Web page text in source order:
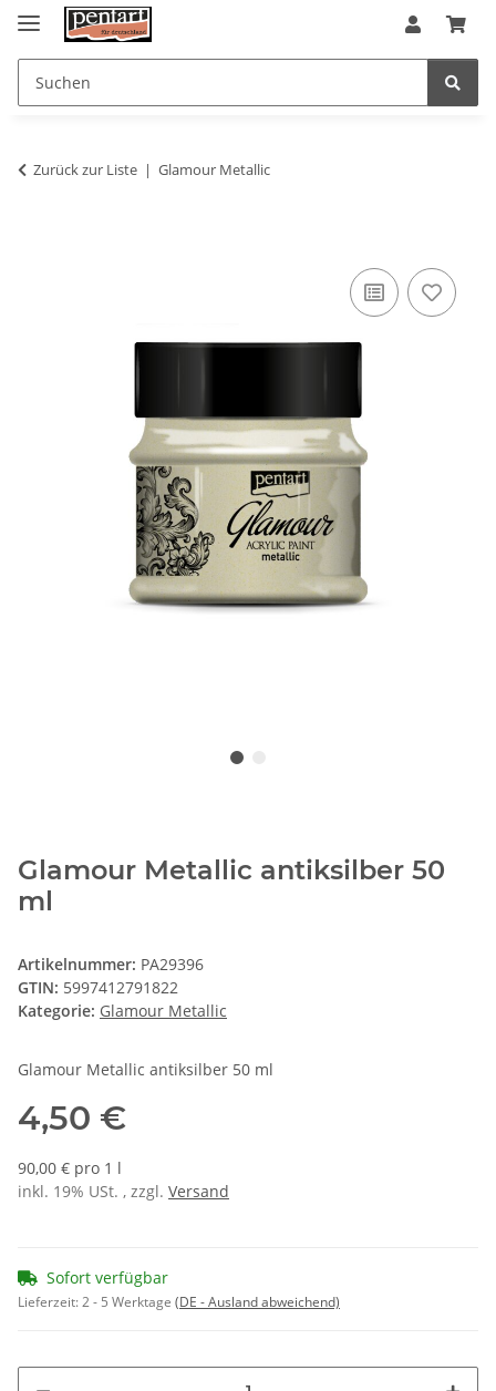
Zurück zur Liste Glamour Metallic
Glamour Metallic antiksilber 50
ml
Artikelnummer: PA29396
GTIN: 5997412791822
Kategorie: Glamour Metallic
Glamour Metallic antiksilber 50 ml
4,50 €
90,00 € pro 1 l
inkl. 19% USt. , zzgl. Versand
Sofort verfügbar
Lieferzeit:2 - 5 Werktage (DE - Ausland abweichend)